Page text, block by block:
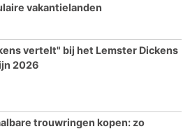
vakantielanden
vertelt" bij het Lemster Dickens
2026
trouwringen kopen: zo